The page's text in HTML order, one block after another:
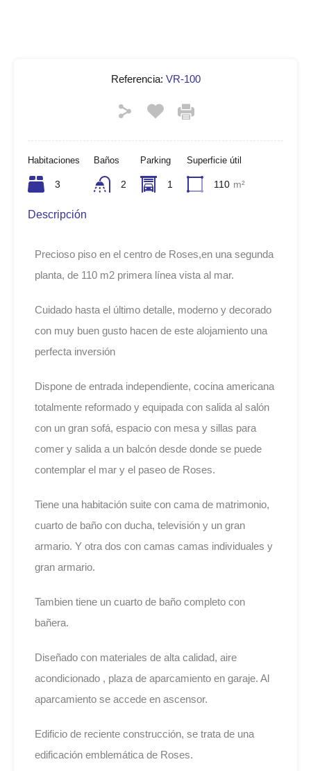
Referencia: VR-100
Habitaciones
3
Baños
2
Parking
1
Superficie útil
110 m²
Descripción
Precioso piso en el centro de Roses,en una segunda
planta, de 110 m2 primera línea vista al mar.
Cuidado hasta el último detalle, moderno y decorado
con muy buen gusto hacen de este alojamiento una
perfecta inversión
Dispone de entrada independiente, cocina americana
totalmente reformado y equipada con salida al salón
con un gran sofá, espacio con mesa y sillas para
comer y salida a un balcón desde donde se puede
contemplar el mar y el paseo de Roses.
Tiene una habitación suite con cama de matrimonio,
cuarto de baño con ducha, televisión y un gran
armario. Y otra dos con camas camas individuales y
gran armario.
Tambien tiene un cuarto de baño completo con
bañera.
Diseñado con materiales de alta calidad, aire
acondicionado , plaza de aparcamiento en garaje. Al
aparcamiento se accede en ascensor.
Edificio de reciente construcción, se trata de una
edificación emblemática de Roses.